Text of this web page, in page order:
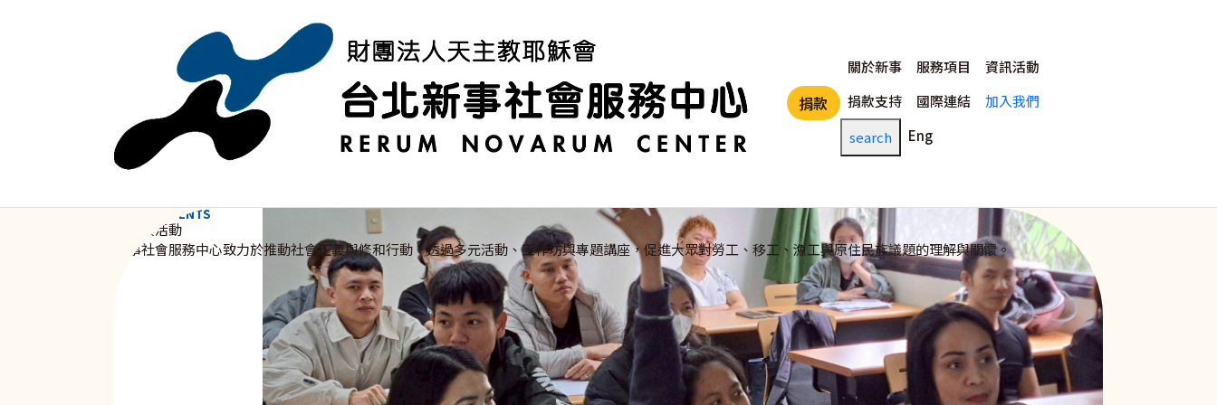
捐款
主選單
關於新事 服務項目
資訊活動
捐款支持
國際連結
加入我們
search
Eng
NEWS & EVENTS
資訊與活動
新事社會服務中心致力於推動社會正義與修和行動，透過多元活動、工作坊與專題講座，促進大眾對勞工、移工、漁工與原住民族議題的理解與關懷。